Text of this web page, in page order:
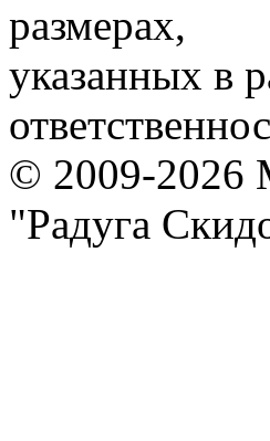
размерах,
указанных в
© 2009-2026
"Радуга